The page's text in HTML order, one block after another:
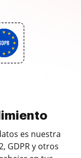
es nuestra
GDPR y otros